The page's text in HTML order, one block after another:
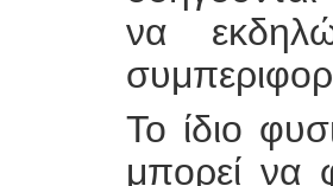
να
Το ίδιο
μπορεί να